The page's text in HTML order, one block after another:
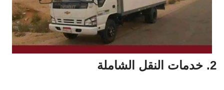
2. خدمات النقل الشاملة